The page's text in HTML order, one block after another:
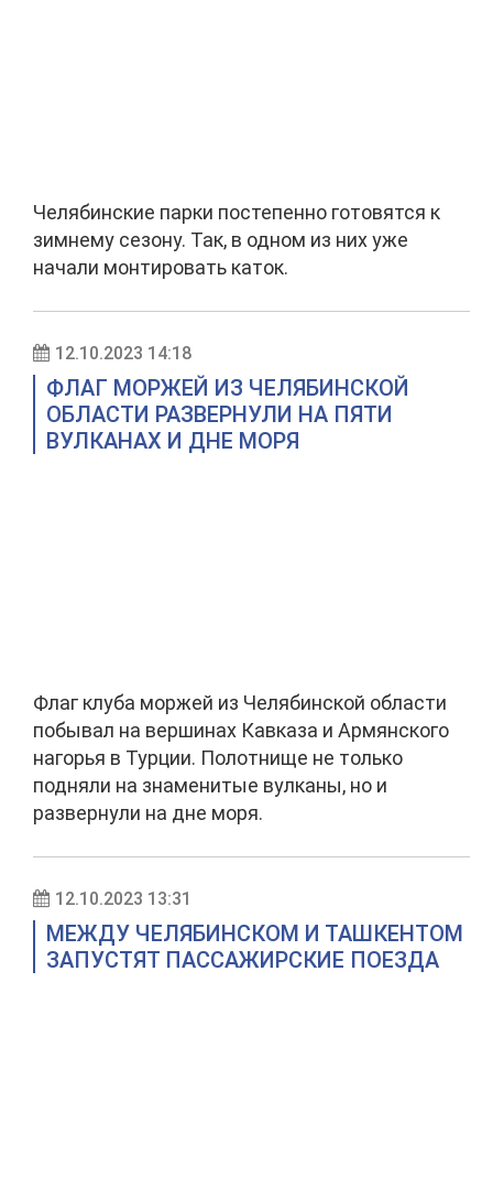
Челябинские парки постепенно готовятся к
зимнему сезону. Так, в одном из них уже
начали монтировать каток.
12.10.2023 14:18
ФЛАГ МОРЖЕЙ ИЗ ЧЕЛЯБИНСКОЙ
ОБЛАСТИ РАЗВЕРНУЛИ НА ПЯТИ
ВУЛКАНАХ И ДНЕ МОРЯ
Флаг клуба моржей из Челябинской области
побывал на вершинах Кавказа и Армянского
нагорья в Турции. Полотнище не только
подняли на знаменитые вулканы, но и
развернули на дне моря.
12.10.2023 13:31
МЕЖДУ ЧЕЛЯБИНСКОМ И ТАШКЕНТОМ
ЗАПУСТЯТ ПАССАЖИРСКИЕ ПОЕЗДА